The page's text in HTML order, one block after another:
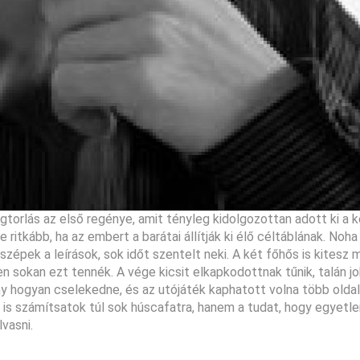
az első regénye, amit tényleg kidolgozottan adott ki a
ha az embert a barátai állítják ki élő céltáblának.
a leírások, sok időt szentelt neki. A két főhős is kitesz
ezt tennék. A vége kicsit elkapkodottnak tűnik, talán
hogyan cselekedne, és az utójáték kaphatott volna több
is számítsatok túl sok húscafatra, hanem a tudat, hogy